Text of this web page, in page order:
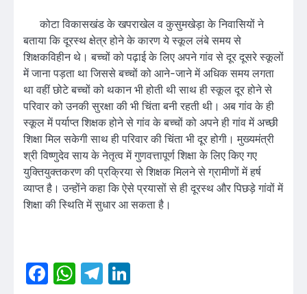
कोटा विकासखंड के खपराखेल व कुसुमखेड़ा के निवासियों ने
बताया कि दूरस्थ क्षेत्र होने के कारण ये स्कूल लंबे समय से
शिक्षकविहीन थे। बच्चों को पढ़ाई के लिए अपने गांव से दूर दूसरे स्कूलों
में जाना पड़ता था जिससे बच्चों को आने-जाने में अधिक समय लगता
था वहीं छोटे बच्चों को थकान भी होती थी साथ ही स्कूल दूर होने से
परिवार को उनकी सुरक्षा की भी चिंता बनी रहती थी। अब गांव के ही
स्कूल में पर्याप्त शिक्षक होने से गांव के बच्चों को अपने ही गांव में अच्छी
शिक्षा मिल सकेगी साथ ही परिवार की चिंता भी दूर होगी। मुख्यमंत्री
श्री विष्णुदेव साय के नेतृत्व में गुणवत्तापूर्ण शिक्षा के लिए किए गए
युक्तियुक्तकरण की प्रक्रिया से शिक्षक मिलने से ग्रामीणों में हर्ष
व्याप्त है। उन्होंने कहा कि ऐसे प्रयासों से ही दूरस्थ और पिछड़े गांवों में
शिक्षा की स्थिति में सुधार आ सकता है।
Facebook
WhatsApp
Telegram